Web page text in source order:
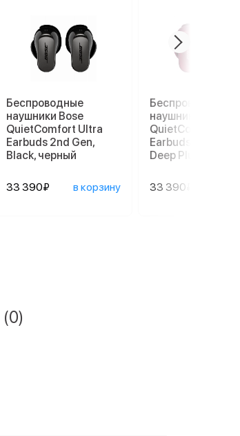
Беспроводные
наушники Bose
QuietComfort Ultra
Earbuds 2nd Gen,
Black, черный
33 390₽ в корзину
Беспроводные
наушники Bose
QuietComfort
Earbuds 2nd Gen,
Deep Plum,
33 390₽
(0)